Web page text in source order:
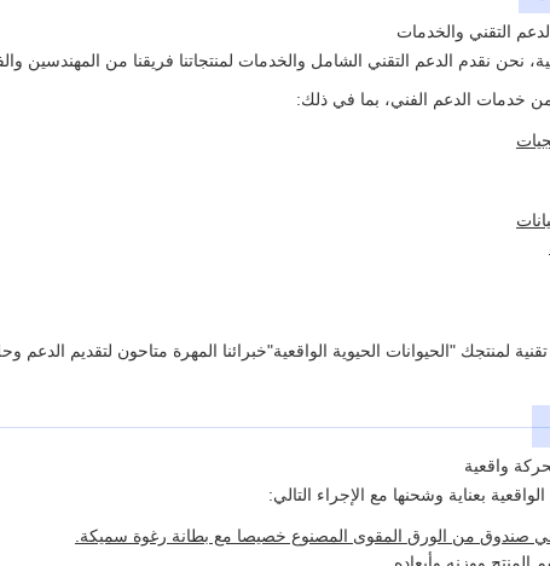
التقني والخدمات
نحن نقدم الدعم التقني الشامل والخدمات لمنتجاتنا فريقنا من المهندسين
خدمات الدعم الفني، بما في ذلك:
لمنتجك "الحيوانات الحيوية الواقعية"خبرائنا المهرة متاحون لتقديم
واقعية
الواقعية بعناية وشحنها مع الإجراء التالي:
في صندوق من الورق المقوى المصنوع خصيصا مع بطانة رغوة سميكة.